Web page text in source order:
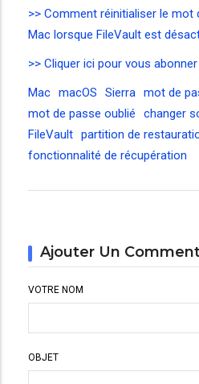
>> Comment réinitialiser le mot
Mac lorsque FileVault est
>> Cliquer ici pour vous
Mac macOS Sierra mot de
mot de passe oublié
changer
FileVault partition de
fonctionnalité de récupération
Ajouter Un
VOTRE NOM
OBJET